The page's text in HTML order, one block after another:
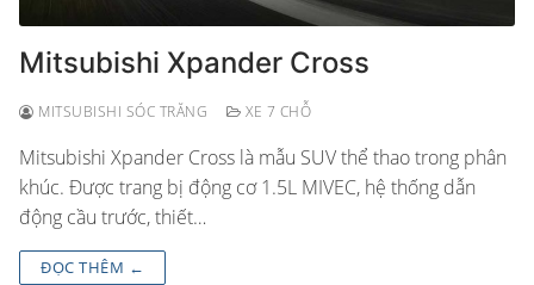
Mitsubishi Xpander Cross
MITSUBISHI SÓC TRĂNG XE 7 CHỖ
Mitsubishi Xpander Cross là mẫu SUV thể thao trong phân
khúc. Được trang bị động cơ 1.5L MIVEC, hệ thống dẫn
động cầu trước, thiết…
ĐỌC THÊM ←